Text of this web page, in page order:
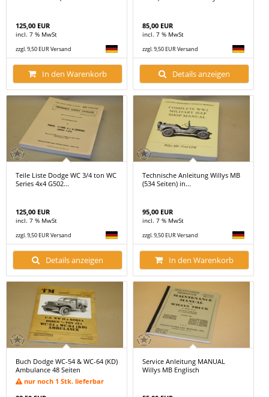
125,00 EUR
incl. 7 % MwSt
zzgl. 9,50 EUR Versand
In den Warenkorb
85,00 EUR
incl. 7 % MwSt
zzgl. 9,50 EUR Versand
Details anzeigen
Teile Liste Dodge WC 3/4 ton WC
Series 4x4 G502...
125,00 EUR
incl. 7 % MwSt
zzgl. 9,50 EUR Versand
Details anzeigen
Technische Anleitung Willys MB
(534 Seiten) in...
95,00 EUR
incl. 7 % MwSt
zzgl. 9,50 EUR Versand
In den Warenkorb
Buch Dodge WC-54 & WC-64 (KD)
Ambulance 48 Seiten
nur noch 1 Stk. lieferbar
Service Anleitung MANUAL
Willys MB Englisch